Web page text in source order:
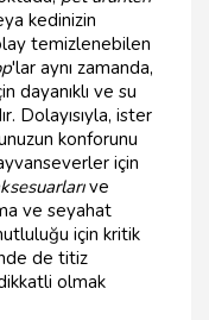
kedinizin
temizlenebilen
'lar aynı zamanda,
dayanıklı ve su
Dolayısıyla, ister
konforunu
için
ve
ve seyahat
için kritik
de titiz
olmak